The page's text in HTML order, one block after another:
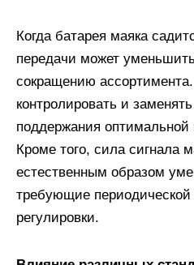
Когда батарея маяка
передачи может
сокращению
контролировать и
поддержания оптимальной
Кроме того, сила сигнала
естественным образом
требующие периодической
регулировки.